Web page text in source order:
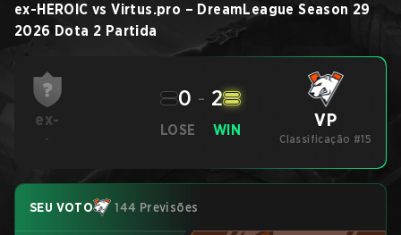
ex-HEROIC vs Virtus.pro – DreamLeague Season 29
2026 Dota 2 Partida
ex-
-
LOSE
0 - 2
WIN VP
Classificação #15
SEU VOTO 144 Previsões